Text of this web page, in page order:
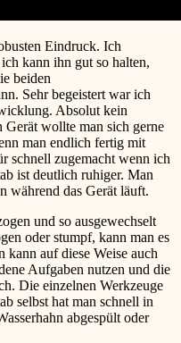
Eindruck. Ich
kann ihn gut so halten,
beiden
Sehr begeistert war ich
Absolut kein
wollte man sich gerne
man endlich fertig mit
schnell zugemacht wenn ich
ist deutlich ruhiger. Man
während das Gerät läuft.
und so ausgewechselt
oder stumpf, kann man es
kann auf diese Weise auch
Aufgaben nutzen und die
Die einzelnen Werkzeuge
selbst hat man schnell in
abgespült oder